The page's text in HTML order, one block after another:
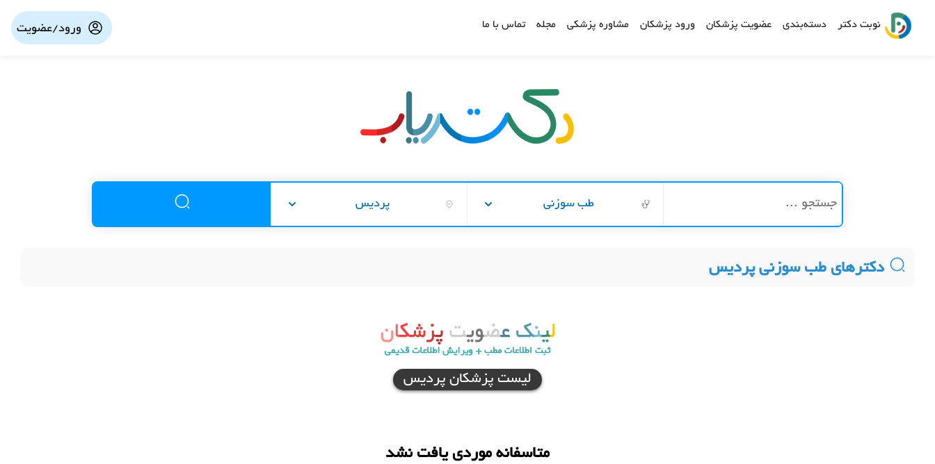
نوبت دکتر دسته‌بندی عضویت پزشکان ورود پزشکان مشاوره پزشکی مجله تماس با ما ورود/عضویت
طب سوزنی پردیس
دکترهای طب سوزنی پردیس
لیست پزشکان پردیس
متاسفانه موردی یافت نشد